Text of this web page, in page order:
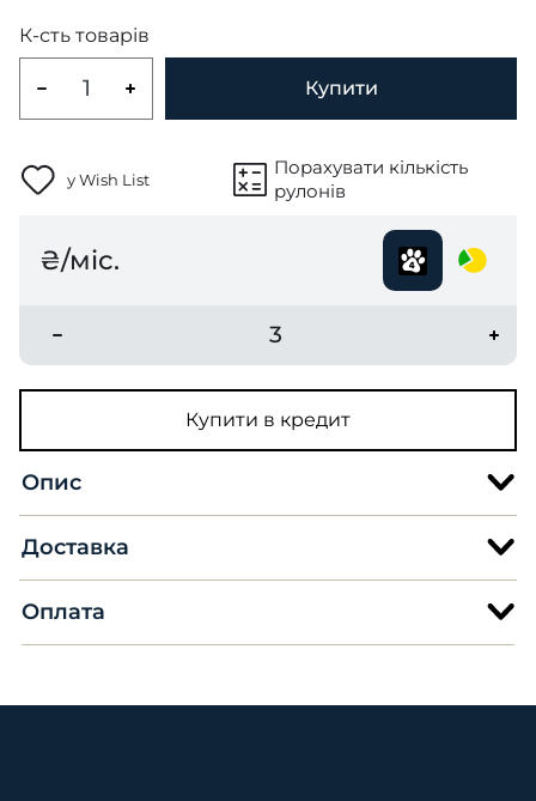
К-сть товарів
Купити
у Wish List
Порахувати кількість
рулонів
₴/міс.
3
Купити в кредит
Опис
Доставка
Оплата